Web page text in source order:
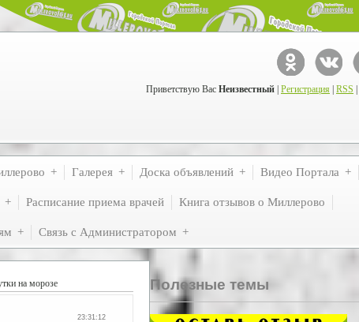
Приветствую Вас Неизвестный Регистрация RSS
Галерея Доска объявлений Видео Портала
Расписание приема врачей Книга отзывов о Миллерово
Связь с Администратором
на морозе
23:31:12
Полезные темы